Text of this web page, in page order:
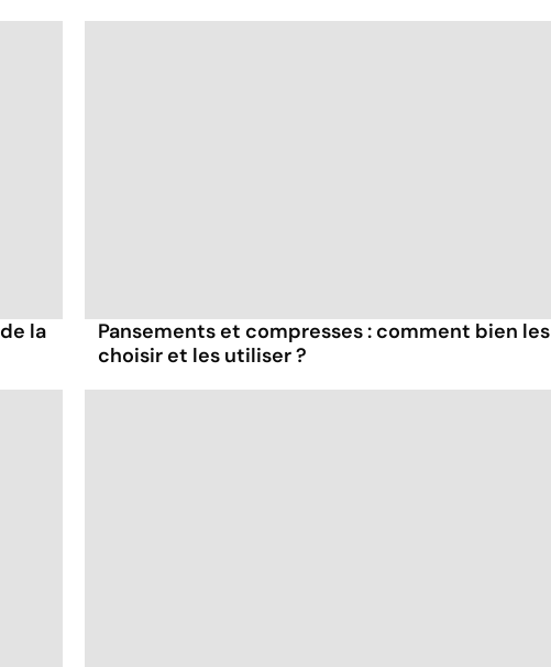
la
Pansements et compresses : comment bien les
choisir et les utiliser ?